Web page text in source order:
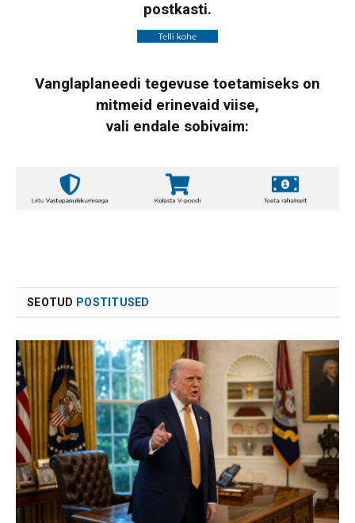
postkasti.
Vanglaplaneedi tegevuse toetamiseks on
mitmeid erinevaid viise,
vali endale sobivaim:
SEOTUD POSTITUSED